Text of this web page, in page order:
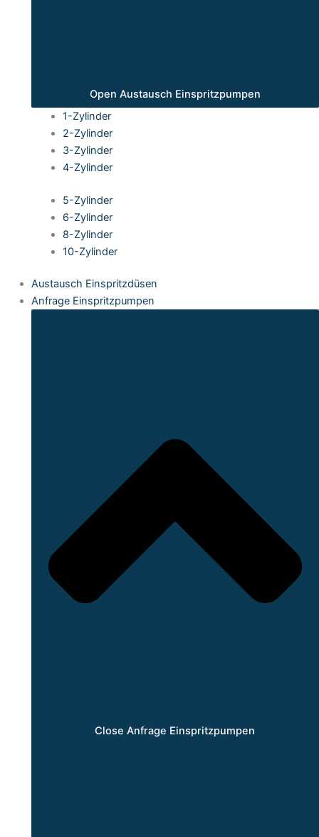
Open Austausch Einspritzpumpen
1-Zylinder
2-Zylinder
3-Zylinder
4-Zylinder
5-Zylinder
6-Zylinder
8-Zylinder
10-Zylinder
Austausch Einspritzdüsen
Anfrage Einspritzpumpen
Close Anfrage Einspritzpumpen